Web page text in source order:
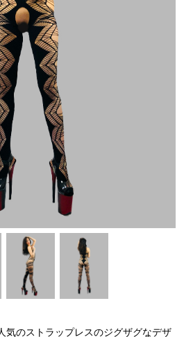
気のストラップレスのジグザグなデザ